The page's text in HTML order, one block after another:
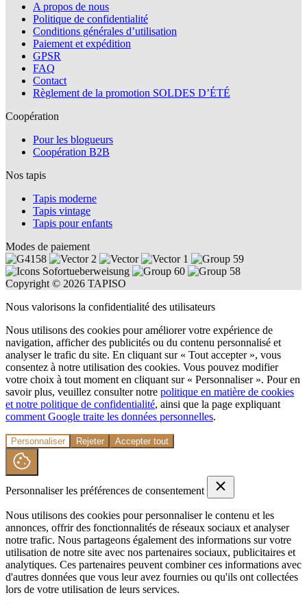
A propos de nous
Politique de confidentialité
Conditions générales d’utilisation
Paiement et expédition
GPSR
FAQ
Contact
Règlement de la promotion SOLDES D’ÉTÉ
Coopération
Pour les blogueurs
Coopération B2B
Nos tapis
Tapis moderne
Tapis vintage
Tapis pour enfants
Modes de paiement
Copyright © 2026 TAPISO
Nous valorisons la confidentialité des utilisateurs
Nous utilisons des cookies pour améliorer votre expérience de
navigation, afficher des publicités ou du contenu personnalisé et
analyser le trafic du site. En cliquant sur « Tout accepter », vous
consentez à notre utilisation des cookies. Vous pouvez modifier
votre choix à tout moment en cliquant sur « Personnaliser ». Pour en
savoir plus, veuillez consulter notre politique en matière de cookies
et notre politique de confidentialité, ainsi que la page expliquant
comment Google traite les données personnelles.
Personnaliser Rejeter Accepter tout
Personnaliser les préférences de consentement
Nous utilisons des cookies pour personnaliser le contenu et les
annonces, offrir des fonctionnalités de réseaux sociaux et analyser
notre trafic. Nous partageons également des informations sur votre
utilisation de notre site avec nos partenaires sociaux, publicitaires et
analytiques. Ces partenaires peuvent combiner ces informations avec
d'autres données que vous leur avez fournies ou qu'ils ont collectées
lors de votre utilisation de leurs services.